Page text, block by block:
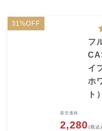
31%OFF
フ
イ
ホ
ト）
最安価格
2,280 (税込)